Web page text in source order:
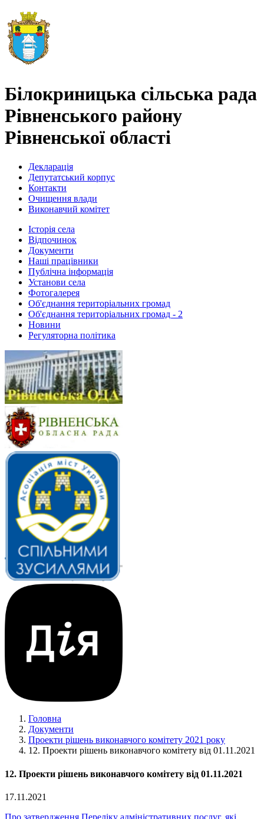
Білокриницька сільська рада
Рівненського району
Рівненської області
Декларація
Депутатський корпус
Контакти
Очищення влади
Виконавчий комітет
Історія села
Відпочинок
Документи
Наші працівники
Публічна інформація
Установи села
Фотогалерея
Об'єднання територіальних громад
Об'єднання територіальних громад - 2
Новини
Регуляторна політика
Головна
Документи
Проекти рішень виконавчого комітету 2021 року
12. Проекти рішень виконавчого комітету від 01.11.2021
12. Проекти рішень виконавчого комітету від 01.11.2021
17.11.2021
Про затвердження Переліку адміністративних послуг, які